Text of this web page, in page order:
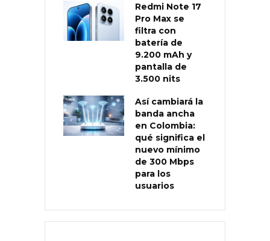
Redmi Note 17
Pro Max se
filtra con
batería de
9.200 mAh y
pantalla de
3.500 nits
Así cambiará la
banda ancha
en Colombia:
qué significa el
nuevo mínimo
de 300 Mbps
para los
usuarios